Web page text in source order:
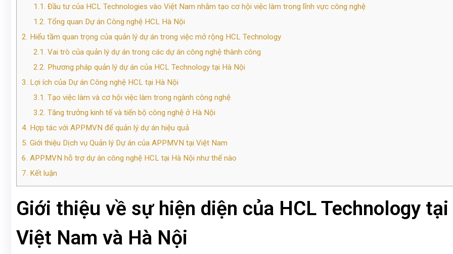
1.1. Đầu tư của HCL Technologies vào Việt Nam nhằm tạo cơ hội việc làm trong lĩnh vực công nghệ
1.2. Tổng quan Dự án Công nghệ HCL Hà Nội
2. Hiểu tầm quan trọng của quản lý dự án trong việc mở rộng HCL Technology
2.1. Vai trò của quản lý dự án trong các dự án công nghệ thành công
2.2. Phương pháp quản lý dự án của HCL Technology tại Hà Nội
3. Lợi ích của Dự án Công nghệ HCL tại Hà Nội
3.1. Tạo việc làm và cơ hội việc làm trong ngành công nghệ
3.2. Tăng trưởng kinh tế và tiến bộ công nghệ ở Hà Nội
4. Hợp tác với APPMVN để quản lý dự án hiệu quả
5. Giới thiệu Dịch vụ Quản lý Dự án của APPMVN tại Việt Nam
6. APPMVN hỗ trợ dự án công nghệ HCL tại Hà Nội như thế nào
7. Kết luận
Giới thiệu về sự hiện diện của HCL Technology tại
Việt Nam và Hà Nội